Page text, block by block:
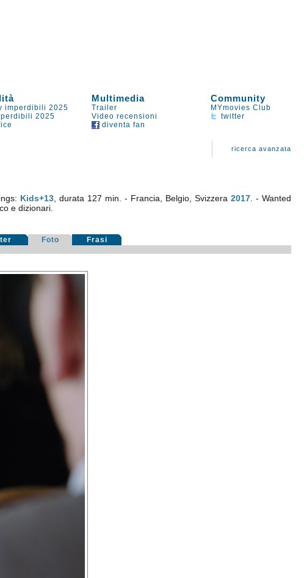
Multimedia Community
imperdibili 2025 Trailer
MYmovies Club
2025 Video recensioni
twitter
diventa fan
ricerca avanzata
Kids+13, durata 127 min. - Francia, Belgio, Svizzera2017 . - Wanted
e dizionari.
Foto Frasi